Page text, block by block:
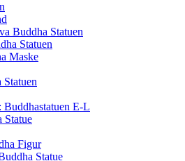
Buddha Statuen
Statuen
Maske
Buddhastatuen E-L
Statue
Figur
Statue